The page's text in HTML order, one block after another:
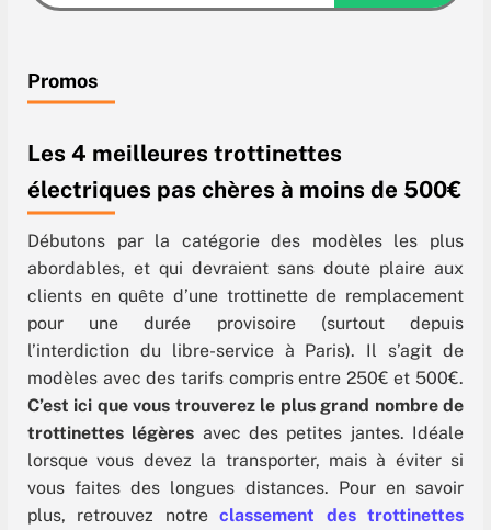
Promos
Les 4 meilleures trottinettes
électriques pas chères à moins de 500€
Débutons par la catégorie des modèles les plus
abordables, et qui devraient sans doute plaire aux
clients en quête d’une trottinette de remplacement
pour une durée provisoire (surtout depuis
l’interdiction du libre-service à Paris). Il s’agit de
modèles avec des tarifs compris entre 250€ et 500€.
C’est ici que vous trouverez le plus grand nombre de
trottinettes légères avec des petites jantes. Idéale
lorsque vous devez la transporter, mais à éviter si
vous faites des longues distances. Pour en savoir
plus, retrouvez notreclassement des trottinettes